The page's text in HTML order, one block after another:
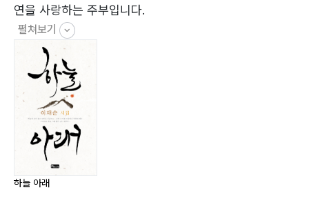
? 오대산
비로봉 (월정사) 산행 ? 한라산 ? 봄 산 ? 마술 같은 봄비
능수 벚나무 ? 봄 비 ? 연두빛 이끼 ? 버드나무 가지
콩나물 ? 서해대교 ? 뱁새의 사색 ? 연탄재 ? 웃음의 뿌리
는 마음
사소한 일상에 의미부여 ? 단풍잎을 보면서 ? 담쟁이 ? 천
남성
살다 보니 ? 노랑쐐기나방 ? 과거, 현재, 미래 ? 하늘처럼
맑아 보일 때
집안이 편안해지려면 ? 하늘 닮은 인생 ? 소들의 눈물 ?
연을 사랑하는 주부입니다.
펼쳐보기
하늘 아래